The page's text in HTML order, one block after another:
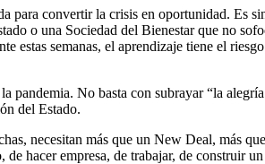
convertir la crisis en oportunidad. Es
o una Sociedad del Bienestar que no
estas semanas, el aprendizaje tiene el
No basta con subrayar “la
del Estado.
necesitan más que un New Deal, más
hacer empresa, de trabajar, de construir